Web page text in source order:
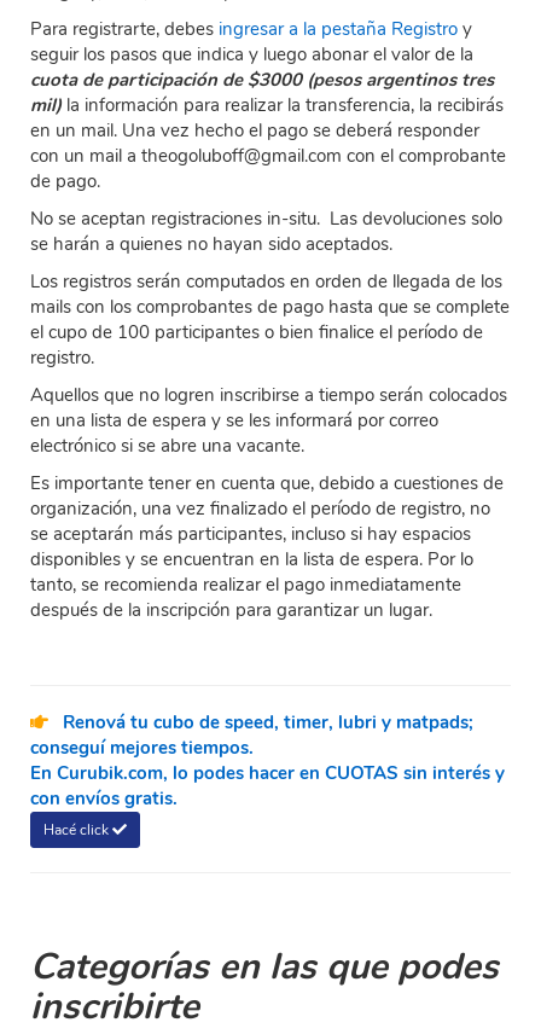
Para registrarte, debes ingresar a la pestaña Registro y
seguir los pasos que indica y luego abonar el valor de la
cuota de participación de $3000 (pesos argentinos tres
mil)la información para realizar la transferencia, la recibirás
en un mail. Una vez hecho el pago se deberá responder
con un mail a theogoluboff@gmail.com con el comprobante
de pago.
No se aceptan registraciones in-situ. Las devoluciones solo
se harán a quienes no hayan sido aceptados.
Los registros serán computados en orden de llegada de los
mails con los comprobantes de pago hasta que se complete
el cupo de 100 participantes o bien finalice el período de
registro.
Aquellos que no logren inscribirse a tiempo serán colocados
en una lista de espera y se les informará por correo
electrónico si se abre una vacante.
Es importante tener en cuenta que, debido a cuestiones de
organización, una vez finalizado el perí­odo de registro, no
se aceptarán más participantes, incluso si hay espacios
disponibles y se encuentran en la lista de espera. Por lo
tanto, se recomienda realizar el pago inmediatamente
después de la inscripción para garantizar un lugar.
Renová tu cubo de speed, timer, lubri y matpads;
conseguí mejores tiempos.
En Curubik.com, lo podes hacer en CUOTAS sin interés y
con envíos gratis.
Hacé click
Categorías en las que podes
inscribirte